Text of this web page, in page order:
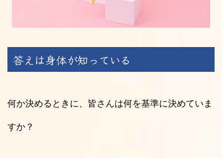
答えは身体が知っている
何か決めるときに、皆さんは何を基準に決めていま
すか？